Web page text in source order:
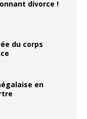
divorce !
du corps
en